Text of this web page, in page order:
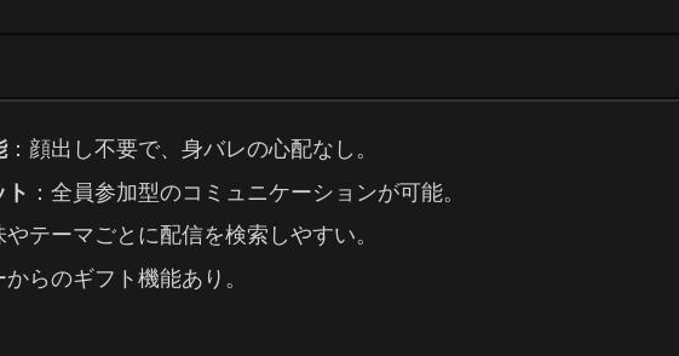
：顔出し不要で、身バレの心配なし。
ト ：全員参加型のコミュニケーションが可能。
テーマごとに配信を検索しやすい。
らのギフト機能あり。